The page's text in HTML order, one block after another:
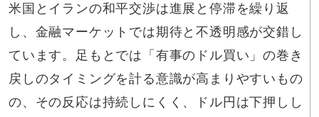
米国とイランの和平交渉は進展と停滞を繰り返
し、金融マーケットでは期待と不透明感が交錯し
ています。足もとでは「有事のドル買い」の巻き
戻しのタイミングを計る意識が高まりやすいもの
の、その反応は持続しにくく、ドル円は下押しし